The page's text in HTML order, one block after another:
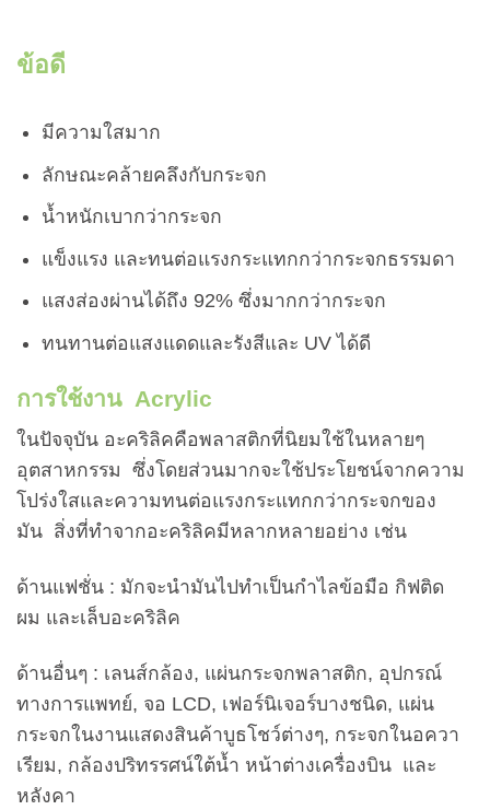
ข้อดี
มีความใสมาก
ลักษณะคล้ายคลึงกับกระจก
น้ำหนักเบากว่ากระจก
แข็งแรง และทนต่อแรงกระแทกกว่ากระจกธรรมดา
แสงส่องผ่านได้ถึง 92% ซึ่งมากกว่ากระจก
ทนทานต่อแสงแดดและรังสีและ UV ได้ดี
การใช้งานAcrylic
ในปัจจุบัน อะคริลิคคือพลาสติกที่นิยมใช้ในหลายๆ
อุตสาหกรรม ซึ่งโดยส่วนมากจะใช้ประโยชน์จากความ
โปร่งใสและความทนต่อแรงกระแทกกว่ากระจกของ
มัน สิ่งที่ทำจากอะคริลิคมีหลากหลายอย่าง เช่น
ด้านแฟชั่น : มักจะนำมันไปทำเป็นกำไลข้อมือ กิฟติด
ผม และเล็บอะคริลิค
ด้านอื่นๆ : เลนส์กล้อง, แผ่นกระจกพลาสติก, อุปกรณ์
ทางการแพทย์, จอ LCD, เฟอร์นิเจอร์บางชนิด, แผ่น
กระจกในงานแสดงสินค้าบูธโชว์ต่างๆ, กระจกในอควา
เรียม, กล้องปริทรรศน์ใต้น้ำ หน้าต่างเครื่องบิน และ
หลังคา